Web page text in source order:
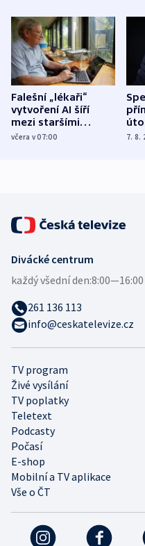
Falešní „lékaři“
vytvoření AI šíří
mezi staršími
Poláky nebezpečné
včera v 07:00 7. 8.
TV program
Živé vysílání
TV poplatky
Teletext
Podcasty
Počasí
E-shop
Mobilní a TV aplikace
Vše o ČT
Divácké centrum
každý všední den:
261 136 113
info@ceskatelevize.cz